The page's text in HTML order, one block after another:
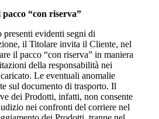
pacco “con riserva”
evidenti segni di
il Titolare invita il Cliente, nel
il pacco “con riserva” in maniera
della responsabilità nei
Le eventuali anomalie
sul documento di trasporto. Il
dei Prodotti, infatti, non consente
nei confronti del corriere nel